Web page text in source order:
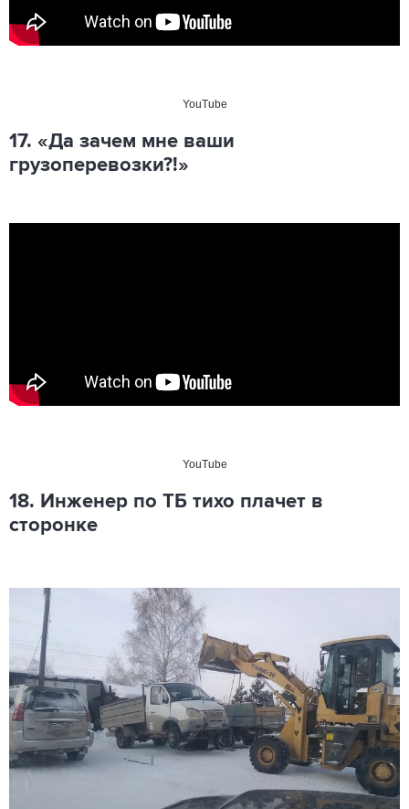
YouTube
17. «Да зачем мне ваши
грузоперевозки?!»
YouTube
18. Инженер по ТБ тихо плачет в
сторонке